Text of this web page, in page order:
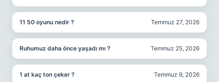
11 50 oyunu nedir ? Temmuz 27, 2026
Ruhumuz daha önce yaşadı mı ? Temmuz 25, 2026
1 at kaç ton çeker ? Temmuz 9, 2026